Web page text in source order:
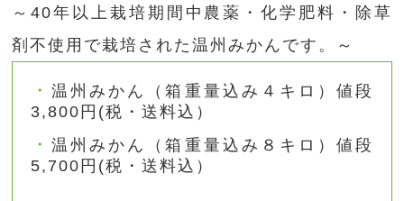
～40年以上栽培期間中農薬・化学肥料・除草
剤不使用で栽培された温州みかんです。～
温州みかん（箱重量込み４キロ）値段
3,800円 (税・送料込）
温州みかん（箱重量込み８キロ）値段
5,700円 (税・送料込）